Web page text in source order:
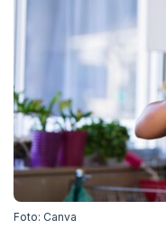
Foto: Canva